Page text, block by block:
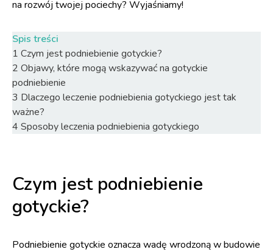
na rozwój twojej pociechy? Wyjaśniamy!
Spis treści
1 Czym jest podniebienie gotyckie?
2 Objawy, które mogą wskazywać na gotyckie
podniebienie
3 Dlaczego leczenie podniebienia gotyckiego jest tak
ważne?
4 Sposoby leczenia podniebienia gotyckiego
Czym jest podniebienie
gotyckie?
Podniebienie gotyckie oznacza wadę wrodzoną w budowie